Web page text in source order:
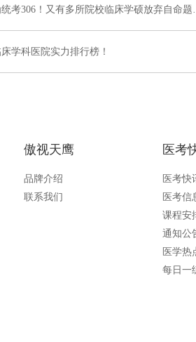
统考306！又有多所院校临床学硕放弃自命
学科医院实力排行榜！
傲视天鹰
品牌介绍
联系我们
医考
医考快
医考信
课程安
通知公
医学热
每日一